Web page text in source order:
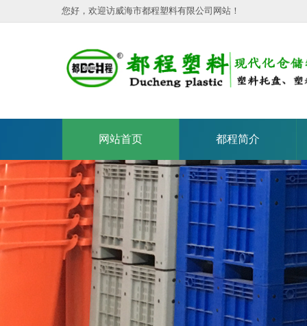
您好，欢迎访威海市都程塑料有限公司网站！
网站首页 都程简介